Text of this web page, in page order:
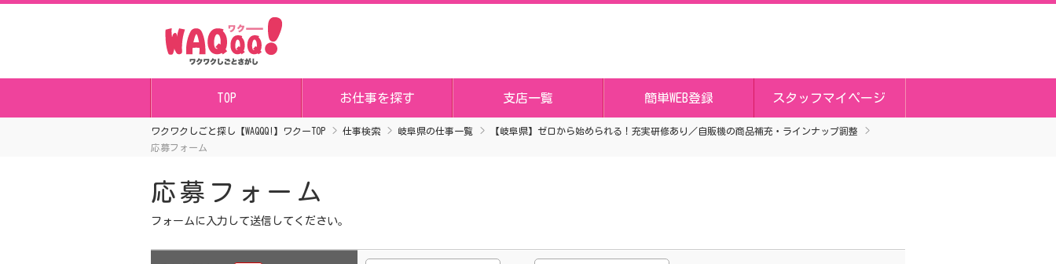
TOP お仕事を探す 支店一覧 簡単WEB登録 スタッフマイページ
ワクワクしごと探し【WAQQQ!】ワクーTOP 仕事検索 岐阜県の仕事一覧
【岐阜県】ゼロから始められる！充実研修あり／自販機の商品補充・ラインナップ調整
応募フォーム
応募フォーム
フォームに入力して送信してください。